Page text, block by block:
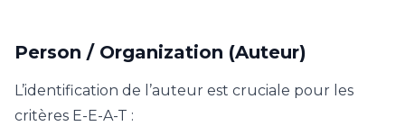
Person / Organization (Auteur)
L’identification de l’auteur est cruciale pour les
critères E-E-A-T :